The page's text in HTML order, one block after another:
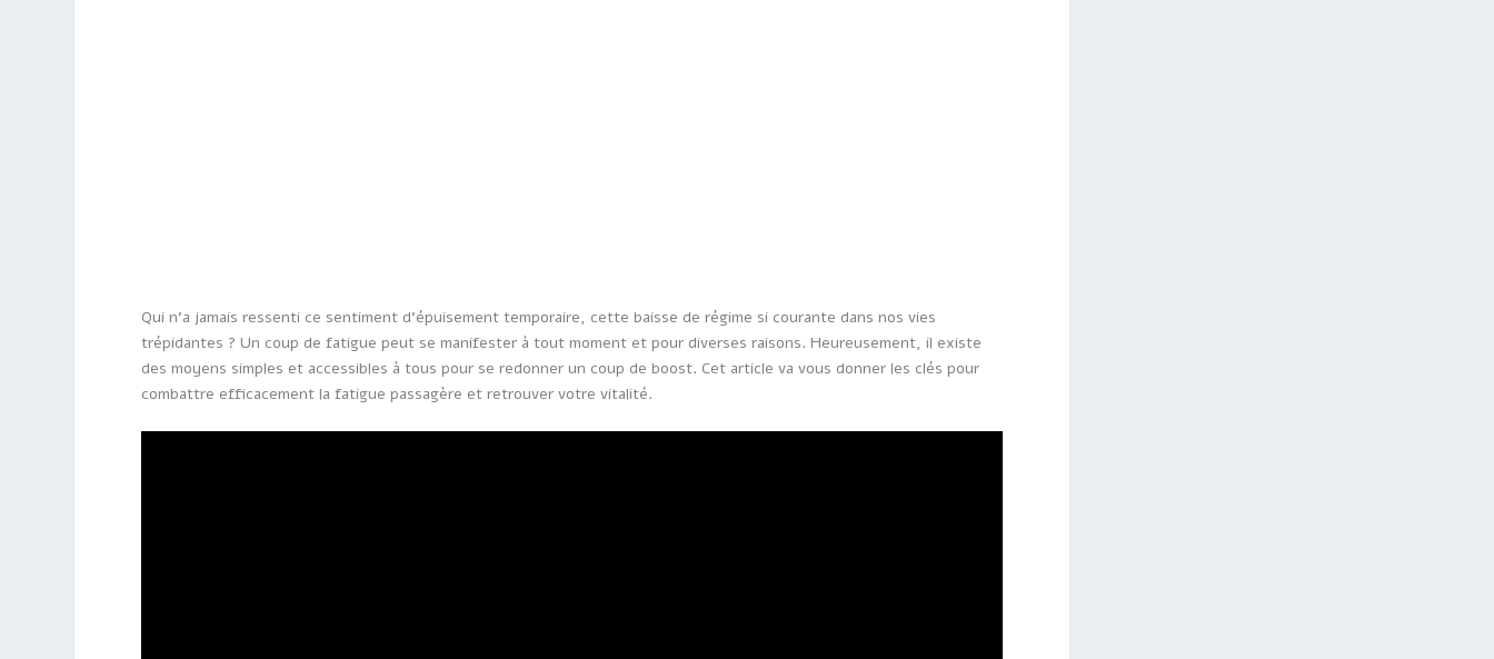
Qui n’a jamais ressenti ce sentiment d’épuisement temporaire, cette baisse de régime si courante dans nos vies
trépidantes ? Un coup de fatigue peut se manifester à tout moment et pour diverses raisons. Heureusement, il existe
des moyens simples et accessibles à tous pour se redonner un coup de boost. Cet article va vous donner les clés pour
combattre efficacement la fatigue passagère et retrouver votre vitalité.